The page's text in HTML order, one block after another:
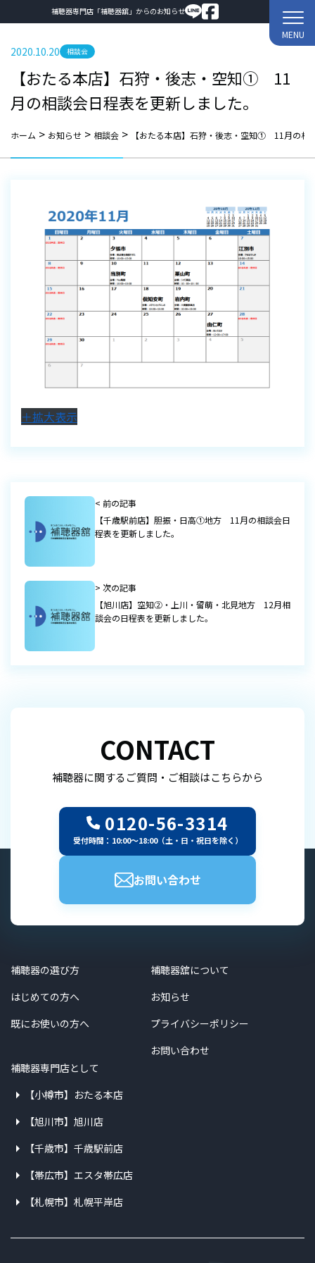
補聴器専門店「補聴器舘」からのお知らせ
MENU
2020.10.20 相談会
【おたる本店】石狩・後志・空知① 11
月の相談会日程表を更新しました。
ホーム > お知らせ > 相談会 > 【おたる本店】石狩・後志・空知① 11月の相
＋拡大表示
< 前の記事
【千歳駅前店】胆振・日高①地方 11月の相談会日
程表を更新しました。
> 次の記事
【旭川店】空知②・上川・留萌・北見地方 12月相
談会の日程表を更新しました。
CONTACT
補聴器に関するご質問・ご相談はこちらから
0120-56-3314
受付時間：10:00～18:00（土・日・祝日を除く）
お問い合わせ
補聴器の選び方
はじめての方へ
既にお使いの方へ
補聴器舘について
お知らせ
プライバシーポリシー
お問い合わせ
補聴器専門店として
【小樽市】おたる本店
【旭川市】旭川店
【千歳市】千歳駅前店
【帯広市】エスタ帯広店
【札幌市】札幌平岸店